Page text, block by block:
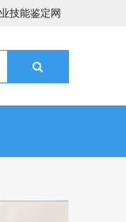
技能鉴定网